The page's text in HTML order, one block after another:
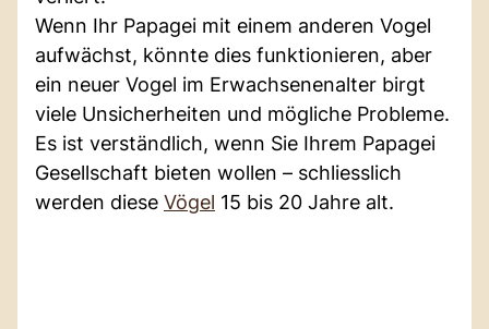
Wenn Ihr Papagei mit einem anderen Vogel
aufwächst, könnte dies funktionieren, aber
ein neuer Vogel im Erwachsenenalter birgt
viele Unsicherheiten und mögliche Probleme.
Es ist verständlich, wenn Sie Ihrem Papagei
Gesellschaft bieten wollen – schliesslich
werden diese Vögel 15 bis 20 Jahre alt.